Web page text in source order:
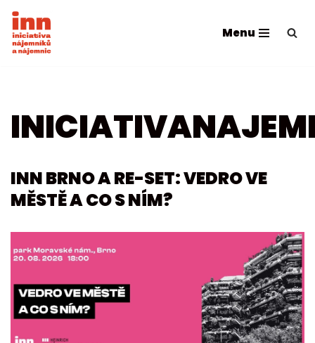
Přeskočit
na
Menu
INN BRNO A RE-SET: VEDRO VE
MĚSTĚ A CO S NÍM?